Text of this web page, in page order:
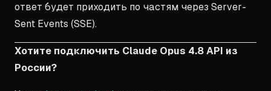
ответ будет приходить по частям через Server-
Sent Events (SSE).
Хотите подключить Claude Opus 4.8 API из
России?